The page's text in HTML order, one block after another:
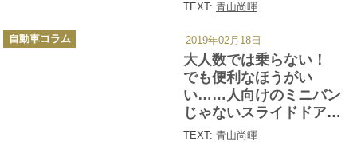
TEXT: 青山尚暉
大人数では乗らない！
でも便利なほうがい
い……人向けのミニバン
じゃないスライドドア車
５＋１選
TEXT: 青山尚暉
カ
テ
自動車コラム 2019年02月18日